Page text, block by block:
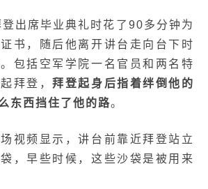
出席毕业典礼时花了90多分钟为
书，随后他离开讲台走向台下时
包括空军学院一名官员和两名特
拜登，拜登起身后指着绊倒他的
东西挡住了他的路。
视频显示，讲台前靠近拜登站立
，早些时候，这些沙袋是被用来